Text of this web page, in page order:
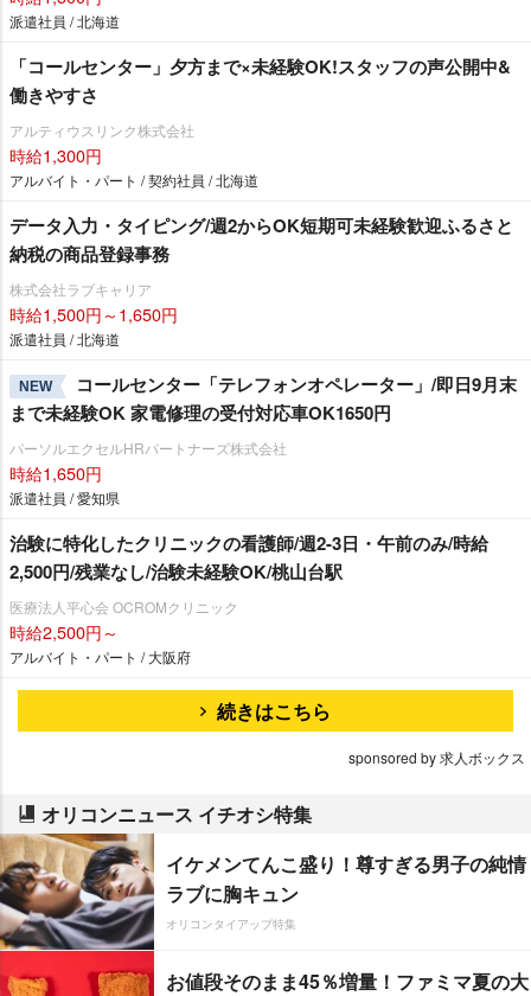
派遣社員 / 北海道
「コールセンター」夕方まで×未経験OK!スタッフの声公開中&
働きやすさ
アルティウスリンク株式会社
時給1,300円
アルバイト・パート / 契約社員 / 北海道
データ入力・タイピング/週2からOK短期可未経験歓迎ふるさと
納税の商品登録事務
株式会社ラブキャリア
時給1,500円～1,650円
派遣社員 / 北海道
NEW
コールセンター「テレフォンオペレーター」/即日9月末
まで未経験OK 家電修理の受付対応車OK1650円
パーソルエクセルHRパートナーズ株式会社
時給1,650円
派遣社員 / 愛知県
治験に特化したクリニックの看護師/週2-3日・午前のみ/時給
2,500円/残業なし/治験未経験OK/桃山台駅
医療法人平心会 OCROMクリニック
時給2,500円～
アルバイト・パート / 大阪府
続きはこちら
sponsored by 求人ボックス
オリコンニュース イチオシ特集
イケメンてんこ盛り！尊すぎる男子の純情
ラブに胸キュン
オリコンタイアップ特集
お値段そのまま45％増量！ファミマ夏の大